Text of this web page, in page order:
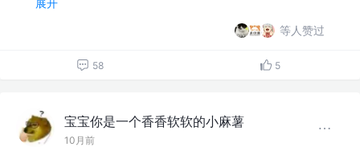
展开
等人赞过
58 5
宝宝你是一个香香软软的小麻薯
10月前